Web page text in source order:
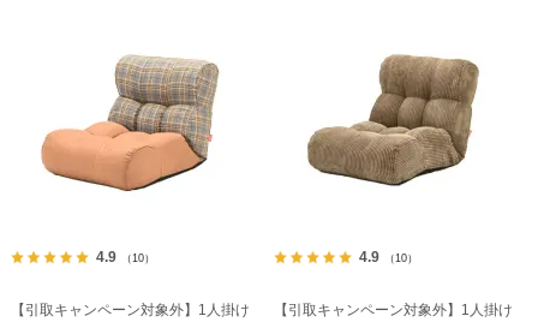
4.9 （10）
【引取キャンペーン対象外】1人掛け
4.9 （10）
【引取キャンペーン対象外】1人掛け